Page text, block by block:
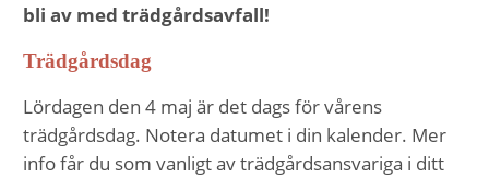
bli av med trädgårdsavfall!
Trädgårdsdag
Lördagen den 4 maj är det dags för vårens
trädgårdsdag. Notera datumet i din kalender. Mer
info får du som vanligt av trädgårdsansvariga i ditt